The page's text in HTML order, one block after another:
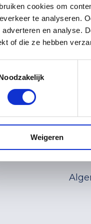
cookies om
te analyseren.
adverteren en analyse.
of die ze hebben
Weigeren
Informatie voor
Route aanvragen
9407